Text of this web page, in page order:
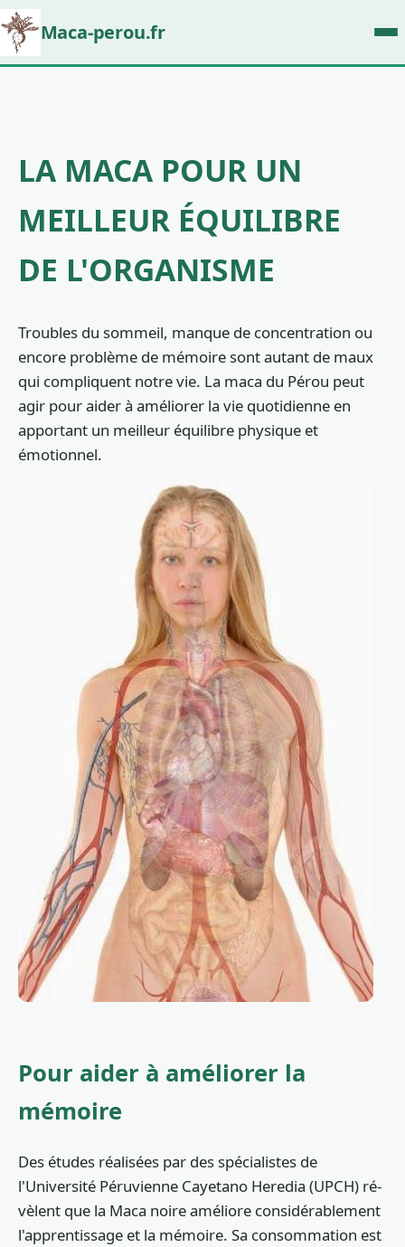
Maca-perou.fr
LA MACA POUR UN
MEILLEUR ÉQUILIBRE
DE L'ORGANISME
Troubles du sommeil, manque de concentration ou
encore problème de mémoire sont autant de maux
qui compliquent notre vie. La maca du Pérou peut
agir pour aider à améliorer la vie quotidienne en
apportant un meilleur équilibre physique et
émotionnel.
Pour aider à améliorer la
mémoire
Des études réalisées par des spécialistes de
l'Université Péruvienne Cayetano Heredia (UPCH) ré-
vèlent que la Maca noire améliore considérablement
l'apprentissage et la mémoire. Sa consommation est